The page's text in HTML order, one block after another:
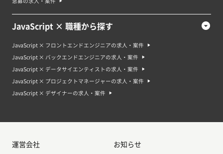
JavaScript × 職種から探す
JavaScript × フロントエンドエンジニアの求人・案件
JavaScript × バックエンドエンジニアの求人・案件
JavaScript × データサイエンティストの求人・案件
JavaScript × プロジェクトマネージャーの求人・案件
JavaScript × デザイナーの求人・案件
運営会社 お知らせ